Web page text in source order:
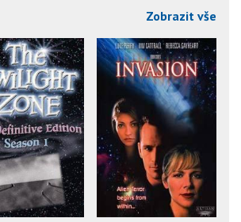
Zobrazit vše